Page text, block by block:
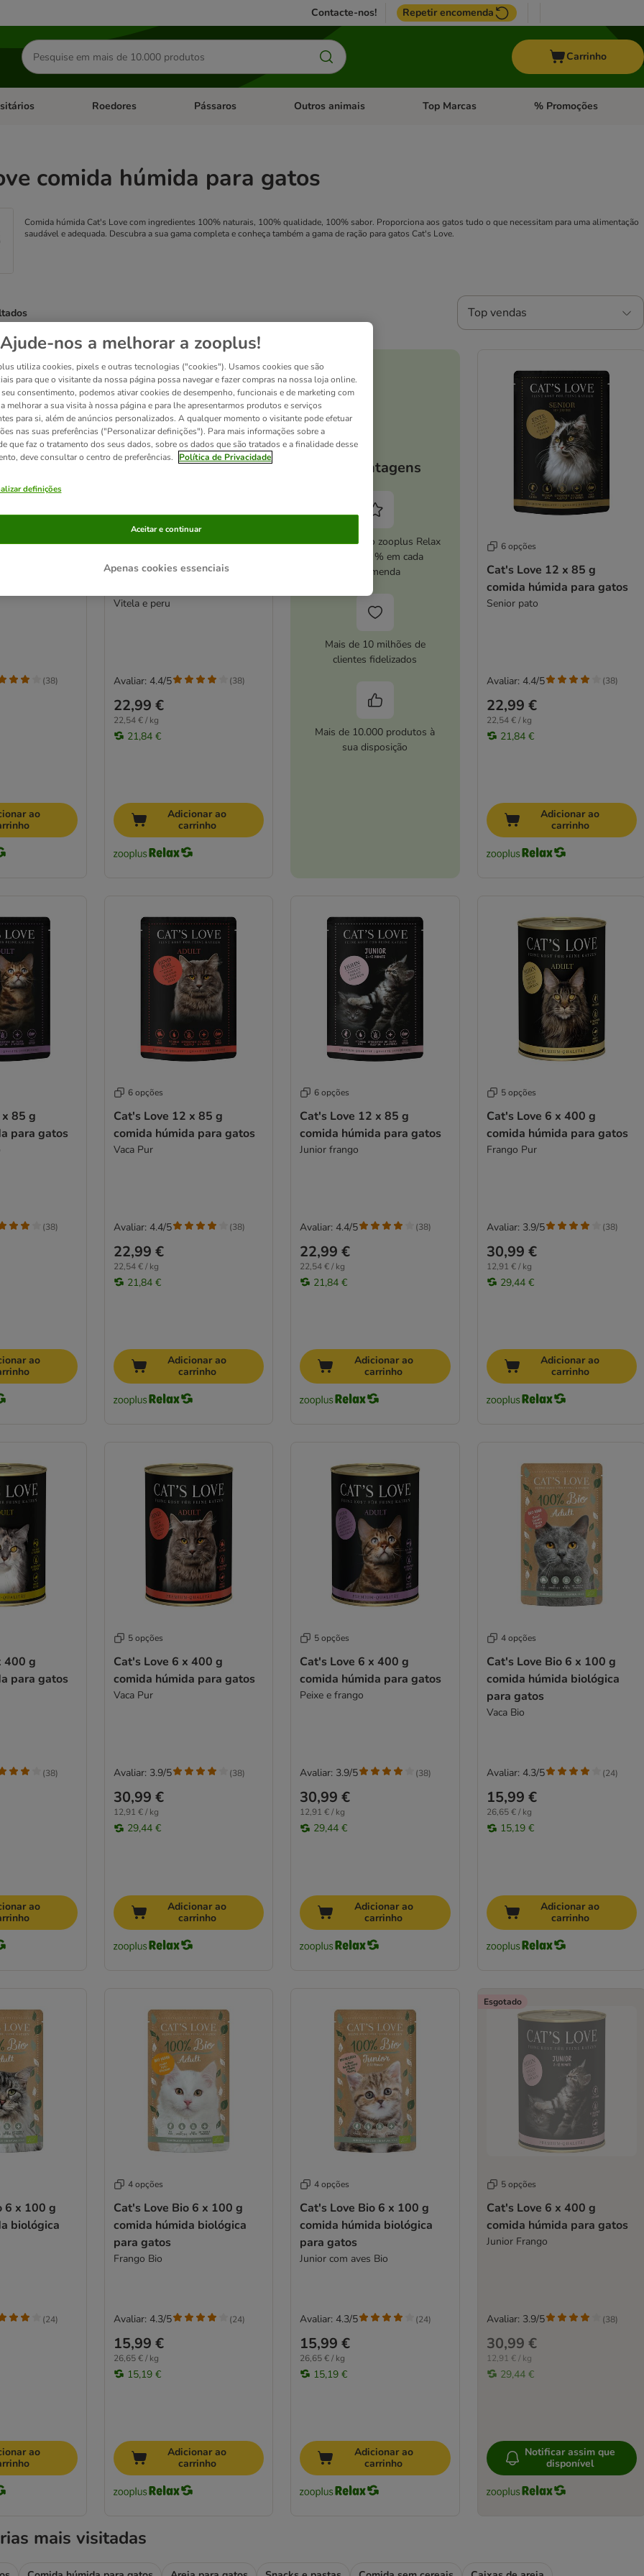
Contacte-nos! Repetir encomenda
Pesquisar
produtos
Carrinho
de categoria: Dieta Vet.Abrir menu de categoria: Antiparasitários
Roedores Abrir menu de categoria: Roedores
Pássaros Abrir menu de categoria: Pássaros
Outros animais Abrir menu de categoria: Outros animais
Top Marcas Abrir menu de categoria:
% Promoções
comida húmida para gatos
Comida húmida Cat's Love com ingredientes 100% naturais, 100% qualidade, 100% sabor. Proporciona aos gatos tudo o que necessitam para uma alimentação
saudável e adequada. Descubra a sua gama completa e conheça também a gama de ração para gatos Cat's Love.
Top vendas
been changed
85 g
para gatos
(38)
ao
6 opções
Cat's Love 12 x 85 g
Vitela e peru
22,99 €
22,54 € / kg
21,84 €
Avaliar: 4.4/5 (38)
Adicionar ao
carrinho
As vantagens
Ative o serviço zooplus Relax
e poupe 5 % em cada
encomenda
Mais de 10 milhões de
clientes fidelizados
Mais de 10.000 produtos à
sua disposição
6 opções
Cat's Love 12 x 85 g
comida húmida para gatos
Senior pato
22,99 €
22,54 € / kg
21,84 €
Avaliar: 4.4/5 (38)
Adicionar ao
carrinho
85 g
para gatos
(38)
ao
6 opções
Cat's Love 12 x 85 g
comida húmida para gatos
Vaca Pur
22,99 €
22,54 € / kg
21,84 €
Avaliar: 4.4/5 (38)
Adicionar ao
carrinho
6 opções
Cat's Love 12 x 85 g
comida húmida para gatos
Junior frango
22,99 €
22,54 € / kg
21,84 €
Avaliar: 4.4/5 (38)
Adicionar ao
carrinho
5 opções
Cat's Love 6 x 400 g
comida húmida para gatos
Frango Pur
30,99 €
12,91 € / kg
29,44 €
Avaliar: 3.9/5 (38)
Adicionar ao
carrinho
400 g
para gatos
(38)
ao
5 opções
Cat's Love 6 x 400 g
comida húmida para gatos
Vaca Pur
30,99 €
12,91 € / kg
29,44 €
Avaliar: 3.9/5 (38)
Adicionar ao
carrinho
5 opções
Cat's Love 6 x 400 g
comida húmida para gatos
Peixe e frango
30,99 €
12,91 € / kg
29,44 €
Avaliar: 3.9/5 (38)
Adicionar ao
carrinho
4 opções
Cat's Love Bio 6 x 100 g
comida húmida biológica
para gatos
Vaca Bio
15,99 €
26,65 € / kg
15,19 €
Avaliar: 4.3/5 (24)
Adicionar ao
carrinho
6 x 100 g
biológica
(24)
ao
4 opções
Cat's Love Bio 6 x 100 g
comida húmida biológica
para gatos
Frango Bio
15,99 €
26,65 € / kg
15,19 €
Avaliar: 4.3/5 (24)
Adicionar ao
carrinho
4 opções
Cat's Love Bio 6 x 100 g
comida húmida biológica
para gatos
Junior com aves Bio
15,99 €
26,65 € / kg
15,19 €
Avaliar: 4.3/5 (24)
Adicionar ao
carrinho
Esgotado
5 opções
Cat's Love 6 x 400 g
comida húmida para gatos
Junior Frango
30,99 €
12,91 € / kg
29,44 €
Avaliar: 3.9/5 (38)
Notificar assim que
disponível
mais visitadas
Ajude-nos a melhorar a zooplus!
utiliza cookies, pixels e outras tecnologias ("cookies"). Usamos cookies que são
para que o visitante da nossa página possa navegar e fazer compras na nossa loja online.
consentimento, podemos ativar cookies de desempenho, funcionais e de marketing com
melhorar a sua visita à nossa página e para lhe apresentarmos produtos e serviços
para si, além de anúncios personalizados. A qualquer momento o visitante pode efetuar
nas suas preferências ("Personalizar definições"). Para mais informações sobre a
que faz o tratamento dos seus dados, sobre os dados que são tratados e a finalidade desse
deve consultar o centro de preferências.
Política de Privacidade
definições
Apenas cookies essenciais
Aceitar e continuar